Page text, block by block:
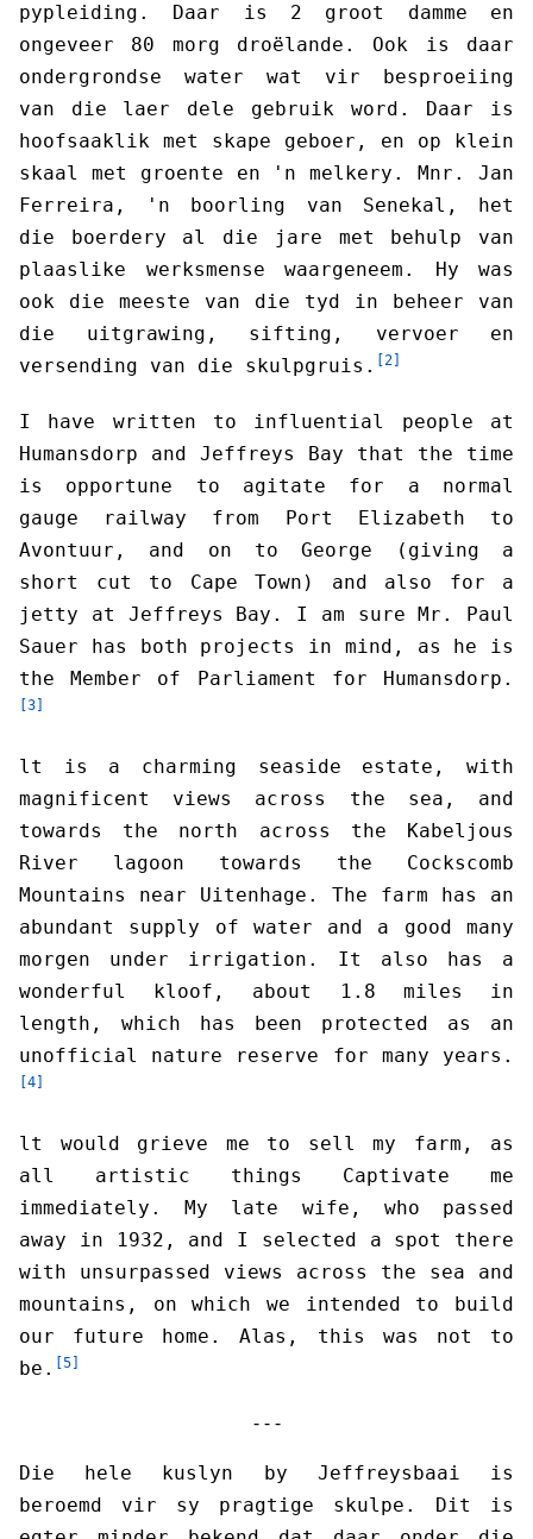
pypleiding. Daar is 2 groot damme en
ongeveer 80 morg droëlande. Ook is daar
ondergrondse water wat vir besproeiing
van die laer dele gebruik word. Daar is
hoofsaaklik met skape geboer, en op klein
skaal met groente en 'n melkery. Mnr. Jan
Ferreira, 'n boorling van Senekal, het
die boerdery al die jare met behulp van
plaaslike werksmense waargeneem. Hy was
ook die meeste van die tyd in beheer van
die uitgrawing, sifting, vervoer en
versending van die skulpgruis.
[2]
I have written to influential people at
Humansdorp and Jeffreys Bay that the time
is opportune to agitate for a normal
gauge railway from Port Elizabeth to
Avontuur, and on to George (giving a
short cut to Cape Town) and also for a
jetty at Jeffreys Bay. I am sure Mr. Paul
Sauer has both projects in mind, as he is
the Member of Parliament for Humansdorp.
[3]
lt is a charming seaside estate, with
magnificent views across the sea, and
towards the north across the Kabeljous
River lagoon towards the Cockscomb
Mountains near Uitenhage. The farm has an
abundant supply of water and a good many
morgen under irrigation. It also has a
wonderful kloof, about 1.8 miles in
length, which has been protected as an
unofficial nature reserve for many years.
[4]
lt would grieve me to sell my farm, as
all artistic things Captivate me
immediately. My late wife, who passed
away in 1932, and I selected a spot there
with unsurpassed views across the sea and
mountains, on which we intended to build
our future home. Alas, this was not to
be.
[5]
- - -
Die hele kuslyn by Jeffreysbaai is
beroemd vir sy pragtige skulpe. Dit is